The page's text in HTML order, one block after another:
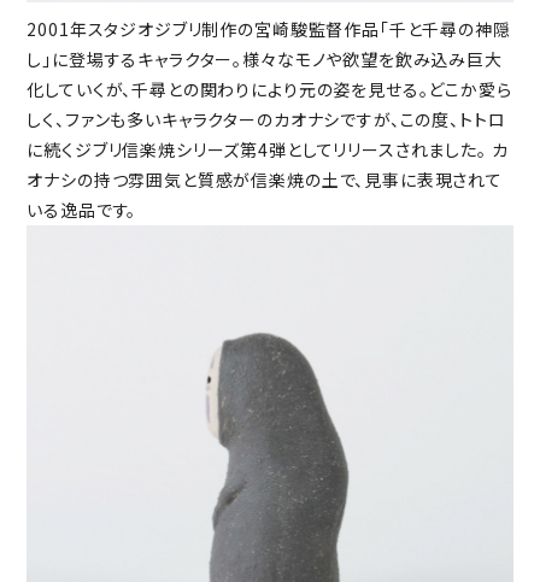
2001年スタジオジブリ制作の宮崎駿監督作品「千と千尋の神隠
し」に登場するキャラクター。様々なモノや欲望を飲み込み巨大
化していくが、千尋との関わりにより元の姿を見せる。どこか愛ら
しく、ファンも多いキャラクターのカオナシですが、この度、トトロ
に続くジブリ信楽焼シリーズ第4弾としてリリースされました。 カ
オナシの持つ雰囲気と質感が信楽焼の土で、見事に表現されて
いる逸品です。